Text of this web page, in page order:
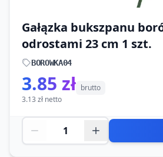
Gałązka bukszpanu
odrostami 23 cm 1 szt.
BOROWKA04
3.85 zł brutto
3.13 zł netto